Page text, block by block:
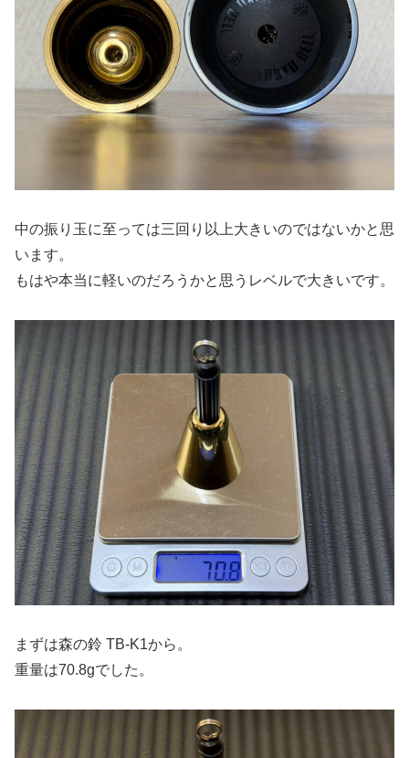
中の振り玉に至っては三回り以上大きいのではないかと思
います。
もはや本当に軽いのだろうかと思うレベルで大きいです。
まずは森の鈴 TB-K1から。
重量は70.8gでした。